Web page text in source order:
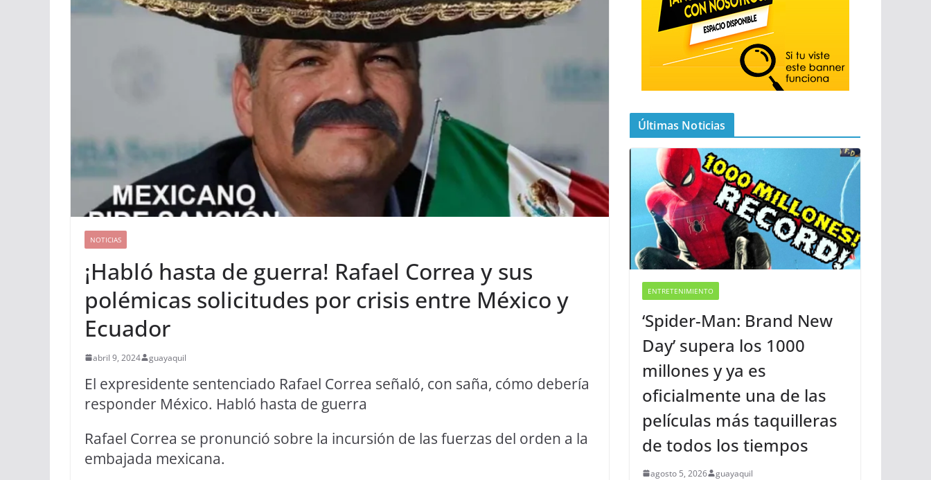
NOTICIAS
¡Habló hasta de guerra! Rafael Correa y sus
polémicas solicitudes por crisis entre México y
Ecuador
abril 9, 2024 guayaquil
El expresidente sentenciado Rafael Correa señaló, con saña, cómo debería
responder México. Habló hasta de guerra
Rafael Correa se pronunció sobre la incursión de las fuerzas del orden a la
embajada mexicana.
Últimas Noticias
ENTRETENIMIENTO
‘Spider-Man: Brand New
Day’ supera los 1000
millones y ya es
oficialmente una de las
películas más taquilleras
de todos los tiempos
agosto 5, 2026 guayaquil